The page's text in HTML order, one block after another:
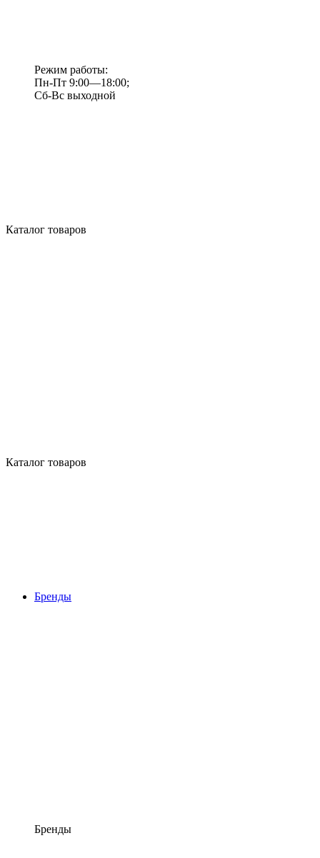
Режим работы:
Пн-Пт 9:00—18:00;
Сб-Вс выходной
Каталог товаров
Каталог товаров
Бренды
Бренды